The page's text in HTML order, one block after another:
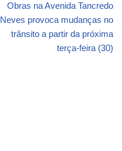
Obras na Avenida Tancredo
Neves provoca mudanças no
trânsito a partir da próxima
terça-feira (30)